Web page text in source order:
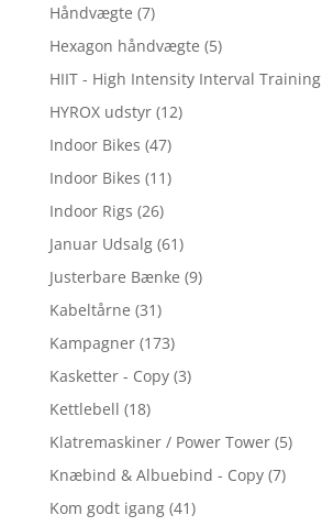
Håndvægte (7)
Hexagon håndvægte (5)
HIIT - High Intensity Interval Training
HYROX udstyr (12)
Indoor Bikes (47)
Indoor Bikes (11)
Indoor Rigs (26)
Januar Udsalg (61)
Justerbare Bænke (9)
Kabeltårne (31)
Kampagner (173)
Kasketter - Copy (3)
Kettlebell (18)
Klatremaskiner / Power Tower (5)
Knæbind & Albuebind - Copy (7)
Kom godt igang (41)